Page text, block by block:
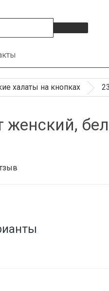
халаты на кнопках
женский,